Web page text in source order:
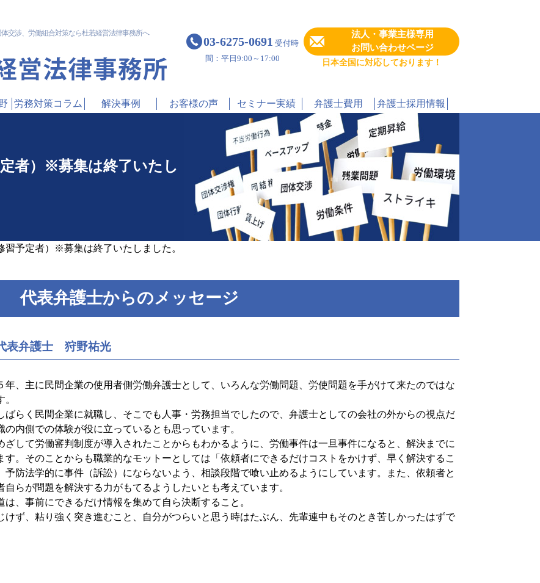
体交渉、労働組合対策なら杜若経営法律事務所へ
03-6275-0691 受付時
間：平日9:00～17:00
法人・事業主様専用
お問い合わせページ
日本全国に対応しております！
労務対策コラム 解決事例 お客様の声 セミナー実績 弁護士費用 弁護士採用情報
者）※募集は終了いたし
習予定者）※募集は終了いたしました。
代表弁護士からのメッセージ
表弁護士 狩野祐光
年、主に民間企業の使用者側労働弁護士として、いろんな労働問題、労使問題を手がけて来たのではな
ばらく民間企業に就職し、そこでも人事・労務担当でしたので、弁護士としての会社の外からの視点だ
の内側での体験が役に立っているとも思っています。
ざして労働審判制度が導入されたことからもわかるように、労働事件は一旦事件になると、解決までに
す。そのことからも職業的なモットーとしては「依頼者にできるだけコストをかけず、早く解決するこ
予防法学的に事件（訴訟）にならないよう、相談段階で喰い止めるようにしています。また、依頼者と
自らが問題を解決する力がもてるようしたいとも考えています。
は、事前にできるだけ情報を集めて自ら決断すること。
けず、粘り強く突き進むこと、自分がつらいと思う時はたぶん、先輩連中もそのとき苦しかったはずで